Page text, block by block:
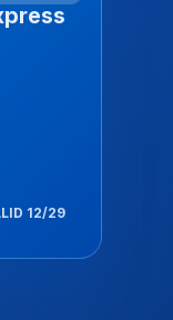
12/29